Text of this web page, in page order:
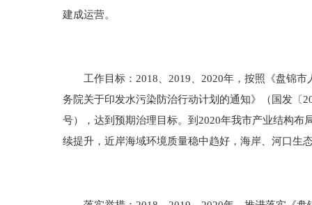
建成运营。
工作目标：2018、2019、2020年，按照《盘锦市
务院关于印发水污染防治行动计划的通知》（国发〔
号），达到预期治理目标。到2020年我市产业结构
续提升，近岸海域环境质量稳中趋好，海岸、河口生